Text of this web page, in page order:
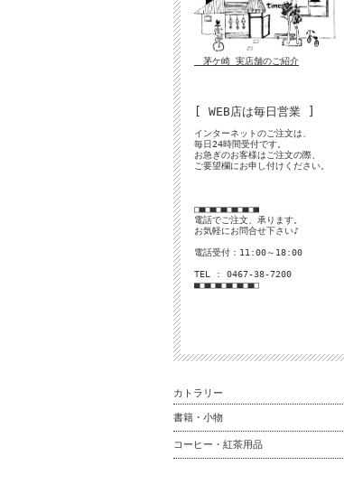
茅ケ崎 実店舗のご紹介
[ WEB店は毎日営業 ]
インターネットのご注文は、
毎日24時間受付です。
お急ぎのお客様はご注文の際、
ご要望欄にお申し付けください。
□■□■□■□■□■□■
電話でご注文、承ります。
お気軽にお問合せ下さい♪
電話受付：11:00～18:00
TEL : 0467-38-7200
■□■□■□■□■□■□
カトラリー
書籍・小物
コーヒー・紅茶用品